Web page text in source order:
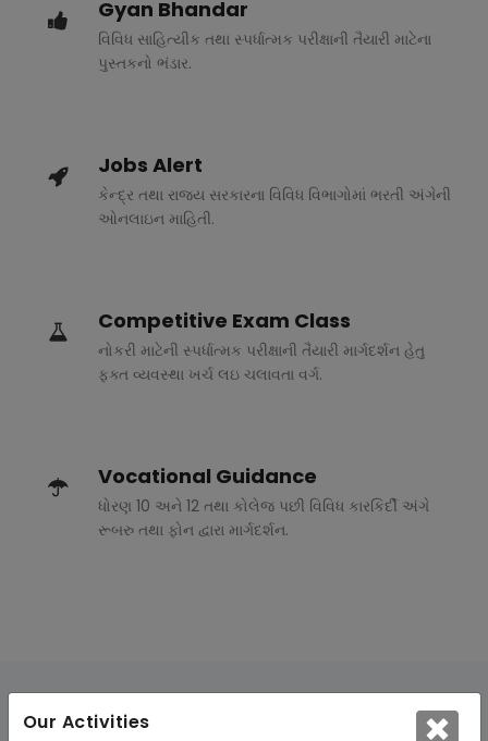
Our Activities
Gyan Bhandar
વિવિધ સાહિત્યીક તથા સ્પર્ધાત્મક પરીક્ષાની તૈયારી માટેના
પુસ્તકનો ભંડાર.
Jobs Alert
કેન્દ્ર તથા રાજ્ય સરકારના વિવિધ વિભાગોમાં ભરતી અંગેની
ઓનલાઇન માહિતી.
Competitive Exam Class
નોકરી માટેની સ્પર્ધાત્મક પરીક્ષાની તૈયારી માર્ગદર્શન હેતુ
ફક્ત વ્યવસ્થા ખર્ચ લઇ ચલાવતા વર્ગ.
Vocational Guidance
ધોરણ 10 અને 12 તથા કોલેજ પછી વિવિધ કારકિર્દી અંગે
રૂબરુ તથા ફોન દ્વારા માર્ગદર્શન.